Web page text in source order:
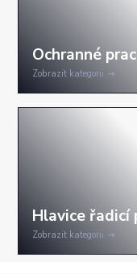
Zobrazit kategorii
Zobrazit kategorii